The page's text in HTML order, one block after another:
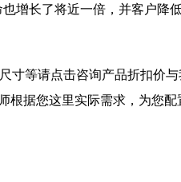
增长了将近一倍，并客户降低
寸等请点击咨询产品折扣价
根据您这里实际需求，为您